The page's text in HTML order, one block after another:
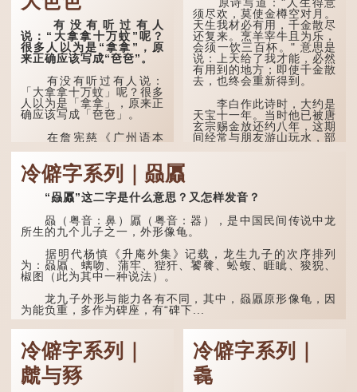
清」形容空虚无所事事。
唐代《艺文类聚》引晋
孙绰《表哀诗》：「寥寥空
堂，寂寂响户」...
有没有听过有人
说：“大拿拿十万蚊”呢？
很多人以为是“拿拿”，原
来正确应该写成“夿夿”。
有没有听过有人说：
「大拿拿十万蚊」呢？很多
人以为是「拿拿」，原来正
确应该写成「夿夿」。
在詹宪慈《广州语本
大也。俗读夿，若拿……常
语有曰『一个银钱大夿
夿』。」
「夿」形​​容大，「一个
银钱大夿夿」，就形容金钱
数量之大了。 「大夿夿十
万蚊」，就是说十万元是一
笔大数目了。...
须尽欢，莫使金樽空对月。
天生我材必有用，千金散尽
还复来。烹羊宰牛且为乐，
会须一饮三百杯。" 意思是
说：上天给了我才能，必然
有用到的地方；即使千金散
去，也终会重新得到。
李白作此诗时，大约是
天宝十一年。当时他已被唐
玄宗赐金放还约八年，这期
间经常与朋友游山玩水，部
冷僻字系列｜赑屭
“赑屭”这二字是什么意思？又怎样发音？
赑（粤音：鼻）屭（粤音：器），是中国民间传说中龙
所生的九个儿子之一，外形像龟。
据明代杨慎《升庵外集》记载，龙生九子的次序排列
为：赑屭、螭吻、蒲牢、狴犴、饕餮、蚣蝮、睚眦、狻猊、
椒图（此为其中一种说法）。
龙九子外形与能力各有不同，其中，赑屭原形像龟，因
为能负重，多作为碑座，有“碑下...
冷僻字系列｜
虤与豩
冷僻字系列｜
毳